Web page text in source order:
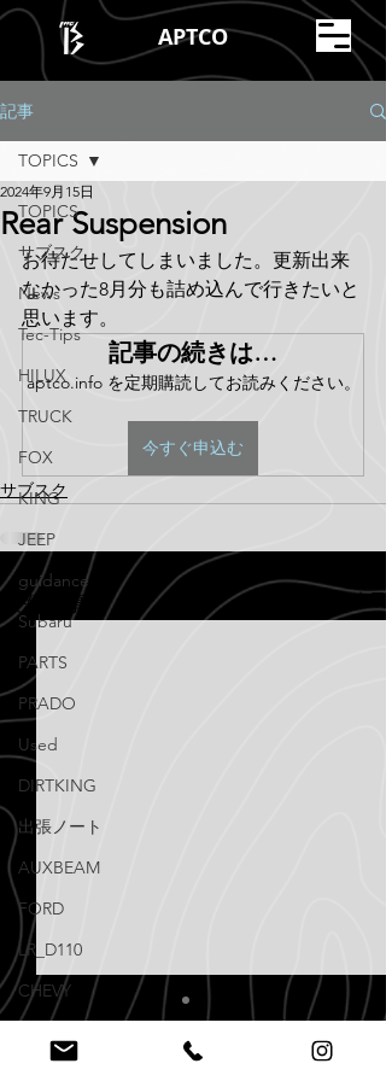
APTCO
記事
TOPICS
サブスク
News
Tec-Tips
HILUX
TRUCK
FOX
KING
JEEP
guidance
Subaru
PARTS
PRADO
Used
DIRTKING
出張ノート
AUXBEAM
FORD
LR_D110
CHEVY
TOPICS
Rear Suspension
2024年9月15日
お待たせしてしまいました。更新出来
なかった8月分も詰め込んで行きたいと
思います。
記事の続きは…
aptco.info を定期購読してお読みください。
今すぐ申込む
サブスク
最新記事 すべて表示
EMAIL US mail@aptco.info